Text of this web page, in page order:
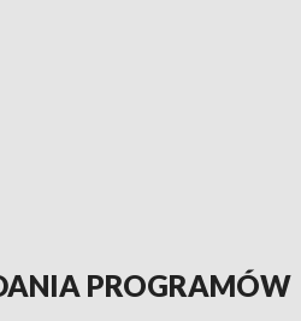
PROGRAMÓW